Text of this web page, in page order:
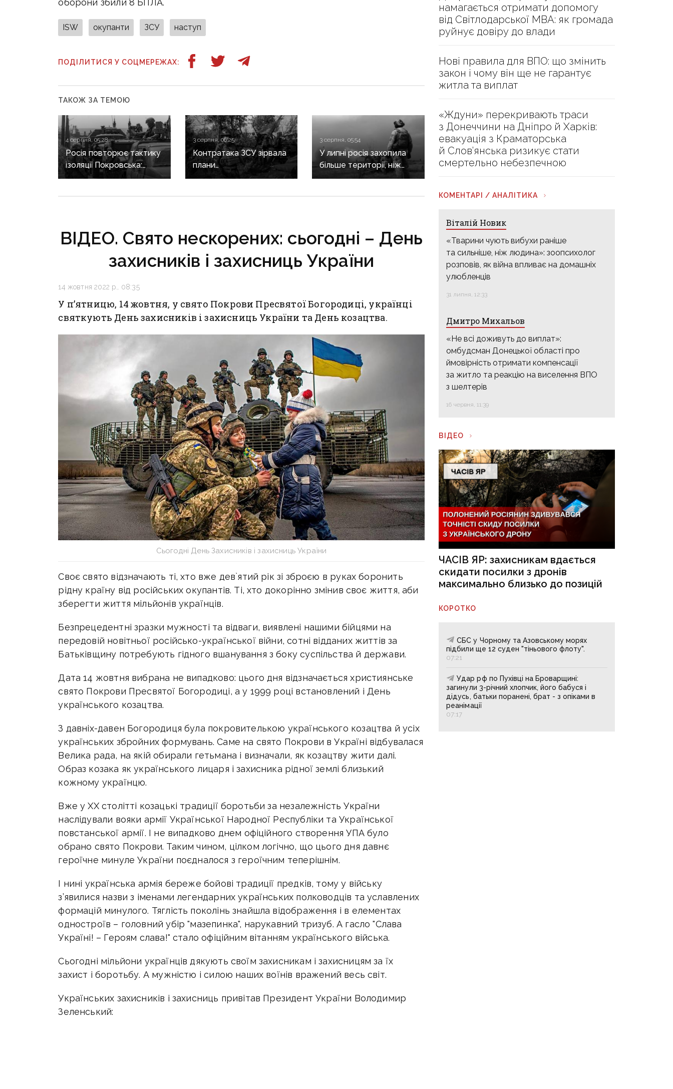
оборони збили 8 БПЛА.
ISW окупанти ЗСУ наступ
ПОДІЛИТИСЯ У СОЦМЕРЕЖАХ:
ТАКОЖ ЗА ТЕМОЮ
4 серпня, 05:28
Росія повторює тактику
ізоляції Покровська:
як окупанти готуються
3 серпня, 06:25
Контратака ЗСУ зірвала
плани
рф на Слов’янському
3 серпня, 05:54
У липні росія захопила
більше території, ніж
звільнили Сили
ВІДЕО. Свято нескорених: сьогодні – День
захисників і захисниць України
14 жовтня 2022 р., 08:35
У п’ятницю, 14 жовтня, у свято Покрови Пресвятої Богородиці, українці
святкують День захисників і захисниць України та День козацтва.
Сьогодні День Захисників і захисниць України
Своє свято відзначають ті, хто вже дев`ятий рік зі зброєю в руках боронить
рідну країну від російських окупантів. Ті, хто докорінно змінив своє життя, аби
зберегти життя мільйонів українців.
Безпрецедентні зразки мужності та відваги, виявлені нашими бійцями на
передовій новітньої російсько-української війни, сотні відданих життів за
Батьківщину потребують гідного вшанування з боку суспільства й держави.
Дата 14 жовтня вибрана не випадково: цього дня відзначається християнське
свято Покрови Пресвятої Богородиці, а у 1999 році встановлений і День
українського козацтва.
З давніх-давен Богородиця була покровителькою українського козацтва й усіх
українських збройних формувань. Саме на свято Покрови в Україні відбувалася
Велика рада, на якій обирали гетьмана і визначали, як козацтву жити далі.
Образ козака як українського лицаря і захисника рідної землі близький
кожному українцю.
Вже у ХХ столітті козацькі традиції боротьби за незалежність України
наслідували вояки армії Української Народної Республіки та Української
повстанської армії. І не випадково днем офіційного створення УПА було
обрано свято Покрови. Таким чином, цілком логічно, що цього дня давнє
героїчне минуле України поєдналося з героїчним теперішнім.
І нині українська армія береже бойові традиції предків, тому у війську
з’явилися назви з іменами легендарних українських полководців та уславлених
формацій минулого. Тяглість поколінь знайшла відображення і в елементах
одностроїв – головний убір "мазепинка", нарукавний тризуб. А гасло "Слава
Україні! – Героям слава!" стало офіційним вітанням українського війська.
Сьогодні мільйони українців дякують своїм захисникам і захисницям за їх
захист і боротьбу. А мужністю і силою наших воїнів вражений весь світ.
Українських захисників і захисниць привітав Президент України Володимир
Зеленський:
намагається отримати допомогу
від Світлодарської МВА: як громада
руйнує довіру до влади
Нові правила для ВПО: що змінить
закон і чому він ще не гарантує
житла та виплат
«Ждуни» перекривають траси
з Донеччини на Дніпро й Харків:
евакуація з Краматорська
й Слов’янська ризикує стати
смертельно небезпечною
КОМЕНТАРІ / АНАЛІТИКА
Віталій Новик
«Тварини чують вибухи раніше
та сильніше, ніж людина»: зоопсихолог
розповів, як війна впливає на домашніх
улюбленців
31 липня, 12:33
Дмитро Михальов
«Не всі доживуть до виплат»:
омбудсман Донецької області про
ймовірність отримати компенсації
за житло та реакцію на виселення ВПО
з шелтерів
16 червня, 11:39
ВІДЕО
ЧАСІВ ЯР: захисникам вдається
скидати посилки з дронів
максимально близько до позицій
КОРОТКО
СБС у Чорному та Азовському морях
підбили ще 12 суден "тіньового флоту".
07:21
Удар рф по Пухівці на Броварщині:
загинули 3-річний хлопчик, його бабуся і
дідусь, батьки поранені, брат - з опіками в
реанімації
07:17